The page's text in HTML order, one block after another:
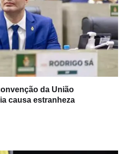
da União
causa estranheza